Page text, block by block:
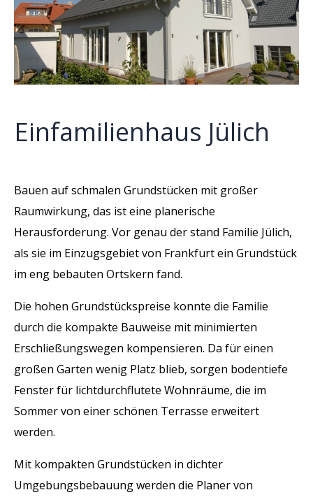
Einfamilienhaus Jülich
Bauen auf schmalen Grundstücken mit großer
Raumwirkung, das ist eine planerische
Herausforderung. Vor genau der stand Familie Jülich,
als sie im Einzugsgebiet von Frankfurt ein Grundstück
im eng bebauten Ortskern fand.
Die hohen Grundstückspreise konnte die Familie
durch die kompakte Bauweise mit minimierten
Erschließungswegen kompensieren. Da für einen
großen Garten wenig Platz blieb, sorgen bodentiefe
Fenster für lichtdurchflutete Wohnräume, die im
Sommer von einer schönen Terrasse erweitert
werden.
Mit kompakten Grundstücken in dichter
Umgebungsbebauung werden die Planer von